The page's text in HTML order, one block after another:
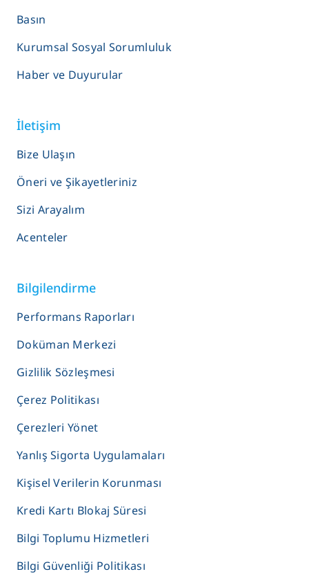
Basın
Kurumsal Sosyal Sorumluluk
Haber ve Duyurular
İletişim
Bize Ulaşın
Öneri ve Şikayetleriniz
Sizi Arayalım
Acenteler
Bilgilendirme
Performans Raporları
Doküman Merkezi
Gizlilik Sözleşmesi
Çerez Politikası
Çerezleri Yönet
Yanlış Sigorta Uygulamaları
Kişisel Verilerin Korunması
Kredi Kartı Blokaj Süresi
Bilgi Toplumu Hizmetleri
Bilgi Güvenliği Politikası